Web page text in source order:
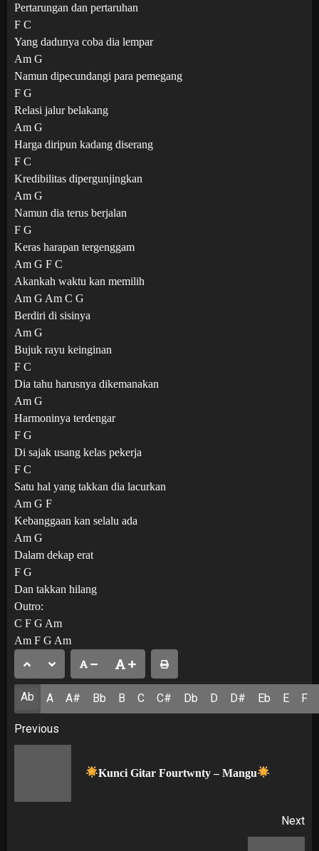
Pertarungan dan pertaruhan
F C
Yang dadunya coba dia lempar
Am G
Namun dipecundangi para pemegang
F G
Relasi jalur belakang
Am G
Harga diripun kadang diserang
F C
Kredibilitas dipergunjingkan
Am G
Namun dia terus berjalan
F G
Keras harapan tergenggam
Am G F C
Akankah waktu kan memilih
Am G Am C G
Berdiri di sisinya
Am G
Bujuk rayu keinginan
F C
Dia tahu harusnya dikemanakan
Am G
Harmoninya terdengar
F G
Di sajak usang kelas pekerja
F C
Satu hal yang takkan dia lacurkan
Am G F
Kebanggaan kan selalu ada
Am G
Dalam dekap erat
F G
Dan takkan hilang
Outro:
C F G Am
Am F G Am
Ab A A# Bb B C C# Db D D# Eb E F
Post
navigation
Previous
Kunci Gitar Fourtwnty – Mangu
Next